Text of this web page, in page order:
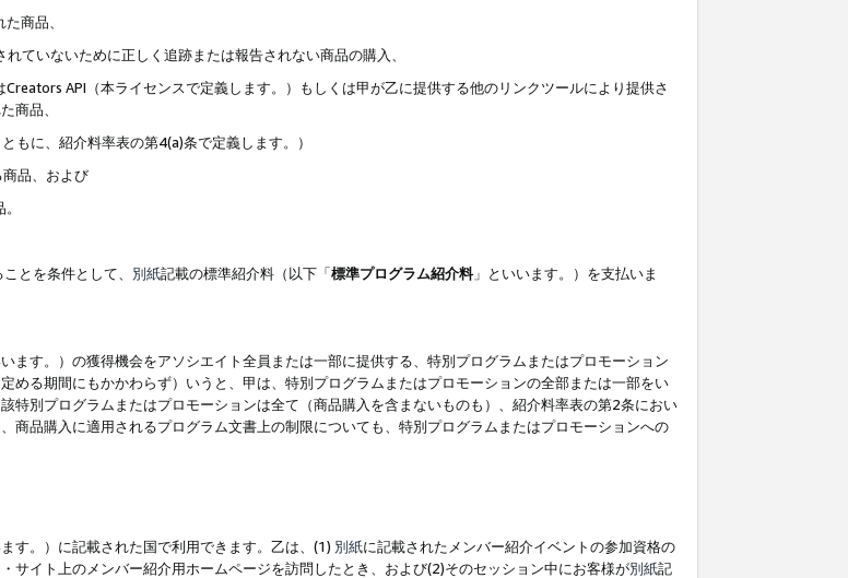
商品、
ていないために正しく追跡または報告されない商品の購入、
API（本ライセンスで定義します。）もしくは甲が乙に提供する他のリンクツールにより提供さ
商品、
もに、紹介料率表の第4(a)条で定義します。）
品、および
とを条件として、 別紙記載の標準紹介料（以下「標準プログラム紹介料」といいます。）を支払いま
ます。）の獲得機会をアソシエイト全員または一部に提供する、特別プログラムまたはプロモーション
める期間にもかかわらず）いうと、甲は、特別プログラムまたはプロモーションの全部または一部をい
特別プログラムまたはプロモーションは全て（商品購入を含まないものも）、紹介料率表の第2条におい
商品購入に適用されるプログラム文書上の制限についても、特別プログラムまたはプロモーションへの
す。）に記載された国で利用できます。乙は、(1) 別紙に記載されたメンバー紹介イベントの参加資格の
サイト上のメンバー紹介用ホームページを訪問したとき、および(2)そのセッション中にお客様が別紙記